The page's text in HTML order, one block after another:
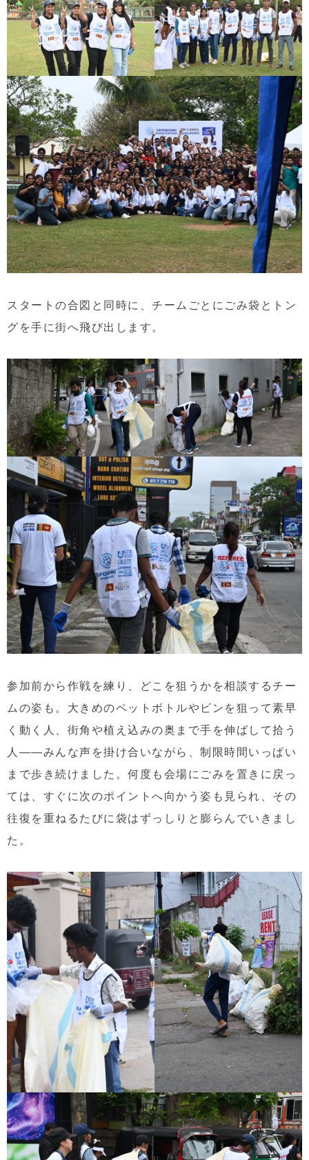
スタートの合図と同時に、チームごとにごみ袋とトン
グを手に街へ飛び出します。
参加前から作戦を練り、どこを狙うかを相談するチー
ムの姿も。大きめのペットボトルやビンを狙って素早
く動く人、街角や植え込みの奥まで手を伸ばして拾う
人――みんな声を掛け合いながら、制限時間いっぱい
まで歩き続けました。何度も会場にごみを置きに戻っ
ては、すぐに次のポイントへ向かう姿も見られ、その
往復を重ねるたびに袋はずっしりと膨らんでいきまし
た。